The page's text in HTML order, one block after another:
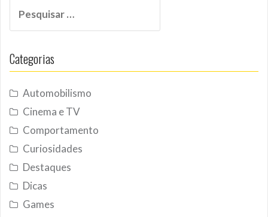
por:
Categorias
Automobilismo
Cinema e TV
Comportamento
Curiosidades
Destaques
Dicas
Games